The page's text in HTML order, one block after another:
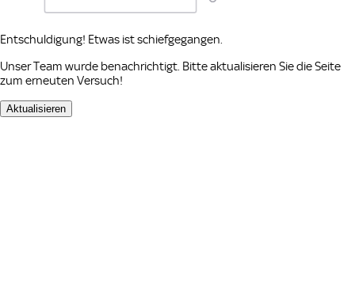
Entschuldigung! Etwas ist schiefgegangen.
Unser Team wurde benachrichtigt. Bitte aktualisieren Sie die Seite
zum erneuten Versuch!
Aktualisieren